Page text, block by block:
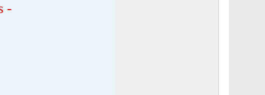
- Fixed bugs related to downloading of text files